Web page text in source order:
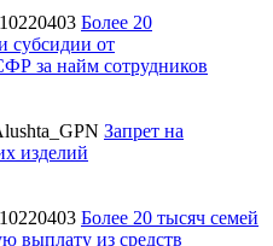
Более 20
субсидии от
за найм сотрудников
Запрет на
изделий
Более 20 тысяч семей
выплату из средств